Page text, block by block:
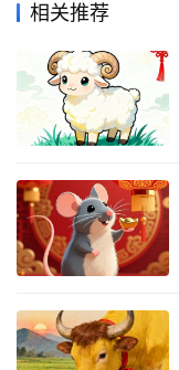
相关推荐